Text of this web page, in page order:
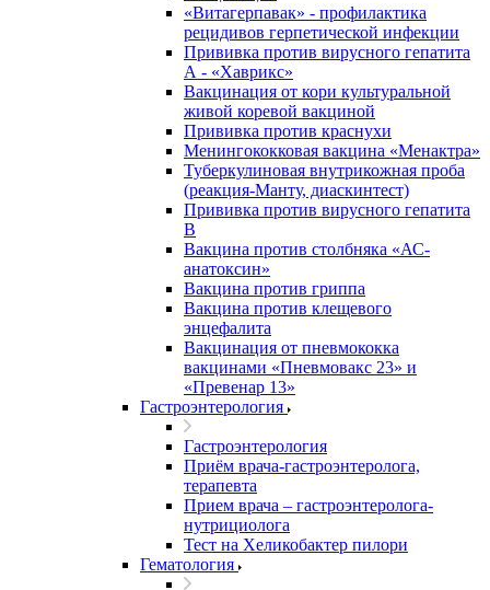
«Витагерпавак» - профилактика
рецидивов герпетической инфекции
Прививка против вирусного гепатита
А - «Хаврикс»
Вакцинация от кори культуральной
живой коревой вакциной
Прививка против краснухи
Менингококковая вакцина «Менактра»
Туберкулиновая внутрикожная проба
(реакция-Манту, диаскинтест)
Прививка против вирусного гепатита
В
Вакцина против столбняка «АС-
анатоксин»
Вакцина против гриппа
Вакцина против клещевого
энцефалита
Вакцинация от пневмококка
вакцинами «Пневмовакс 23» и
«Превенар 13»
Гастроэнтерология
Гастроэнтерология
Приём врача-гастроэнтеролога,
терапевта
Прием врача – гастроэнтеролога-
нутрициолога
Тест на Хеликобактер пилори
Гематология